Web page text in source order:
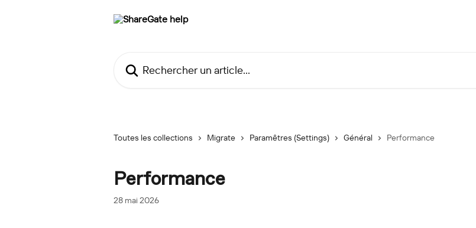
Toutes les collections Migrate Paramêtres (Settings) Général Performance
Performance
28 mai 2026